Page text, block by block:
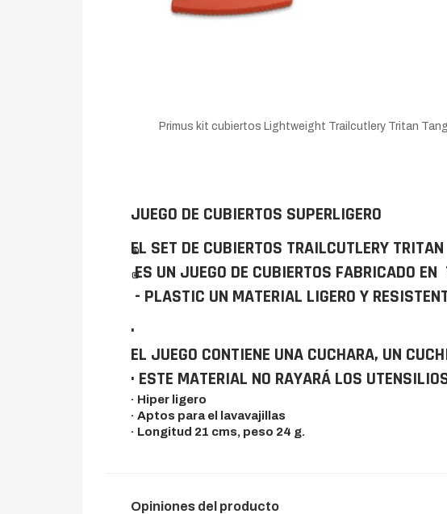
Primus kit cubiertos Lightweight Trailcutlery Tritan
JUEGO DE CUBIERTOS SUPERLIGERO
EL SET DE CUBIERTOS TRAILCUTLERY TRITAN
®
ES UN JUEGO DE CUBIERTOS FABRICADO EN
®
- PLASTIC UN MATERIAL LIGERO Y
·
EL JUEGO CONTIENE UNA CUCHARA, UN
· ESTE MATERIAL NO RAYARÁ LOS
· Hiper ligero
· Aptos para el lavavajillas
· Longitud 21 cms, peso 24 g.
Opiniones del producto